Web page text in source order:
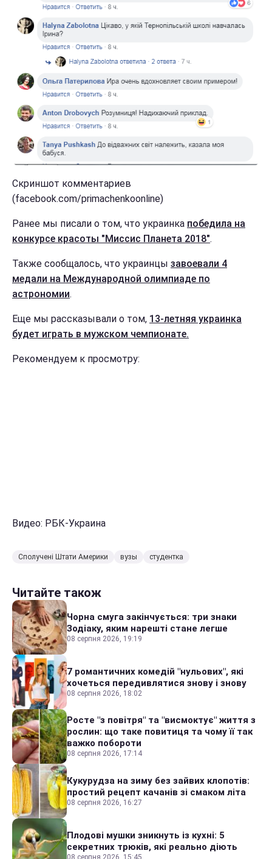
Скриншот комментариев
(facebook.com/primachenkoonline)
Ранее мы писали о том, что украинка победила на
конкурсе красоты "Миссис Планета 2018".
Также сообщалось, что украинцы завоевали 4
медали на Международной олимпиаде по
астрономии.
Еще мы рассказывали о том, 13-летняя украинка
будет играть в мужском чемпионате.
Рекомендуем к просмотру:
Видео: РБК-Украина
Сполучені Штати Америки вузы студентка
Читайте також
Чорна смуга закінчується: три знаки
Зодіаку, яким нарешті стане легше
08 серпня 2026, 19:19
7 романтичних комедій "нульових", які
хочеться передивлятися знову і знову
08 серпня 2026, 18:02
Росте "з повітря" та "висмоктує" життя з
рослин: що таке повитиця та чому її так
важко побороти
08 серпня 2026, 17:14
Кукурудза на зиму без зайвих клопотів:
простий рецепт качанів зі смаком літа
08 серпня 2026, 16:27
Плодові мушки зникнуть із кухні: 5
секретних трюків, які реально діють
08 серпня 2026, 15:45